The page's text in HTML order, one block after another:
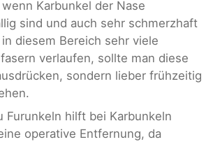
Karbunkel der Nase
sind und auch sehr schmerzhaft
diesem Bereich sehr viele
verlaufen, sollte man diese
sondern lieber frühzeitig
Furunkeln hilft bei Karbunkeln
operative Entfernung, da